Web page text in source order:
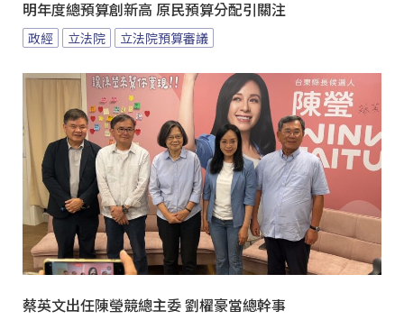
明年度總預算創新高 原民預算分配引關注
政經 立法院 立法院預算審議
蔡英文出任陳瑩競總主委 劉櫂豪當總幹事